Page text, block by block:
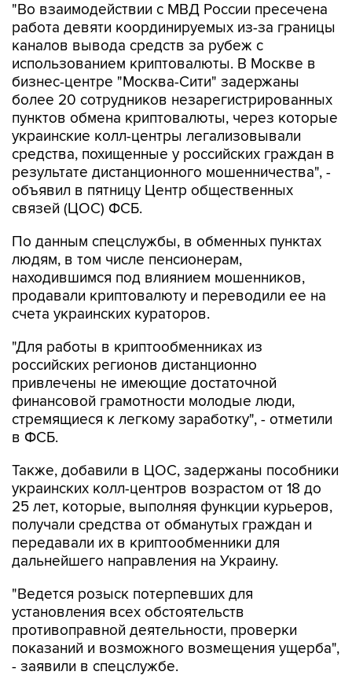
"Во взаимодействии с МВД России пресечена
работа девяти координируемых из-за границы
каналов вывода средств за рубеж с
использованием криптовалюты. В Москве в
бизнес-центре "Москва-Сити" задержаны
более 20 сотрудников незарегистрированных
пунктов обмена криптовалюты, через которые
украинские колл-центры легализовывали
средства, похищенные у российских граждан в
результате дистанционного мошенничества", -
объявил в пятницу Центр общественных
связей (ЦОС) ФСБ.
По данным спецслужбы, в обменных пунктах
людям, в том числе пенсионерам,
находившимся под влиянием мошенников,
продавали криптовалюту и переводили ее на
счета украинских кураторов.
"Для работы в криптообменниках из
российских регионов дистанционно
привлечены не имеющие достаточной
финансовой грамотности молодые люди,
стремящиеся к легкому заработку", - отметили
в ФСБ.
Также, добавили в ЦОС, задержаны пособники
украинских колл-центров возрастом от 18 до
25 лет, которые, выполняя функции курьеров,
получали средства от обманутых граждан и
передавали их в криптообменники для
дальнейшего направления на Украину.
"Ведется розыск потерпевших для
установления всех обстоятельств
противоправной деятельности, проверки
показаний и возможного возмещения ущерба",
- заявили в спецслужбе.